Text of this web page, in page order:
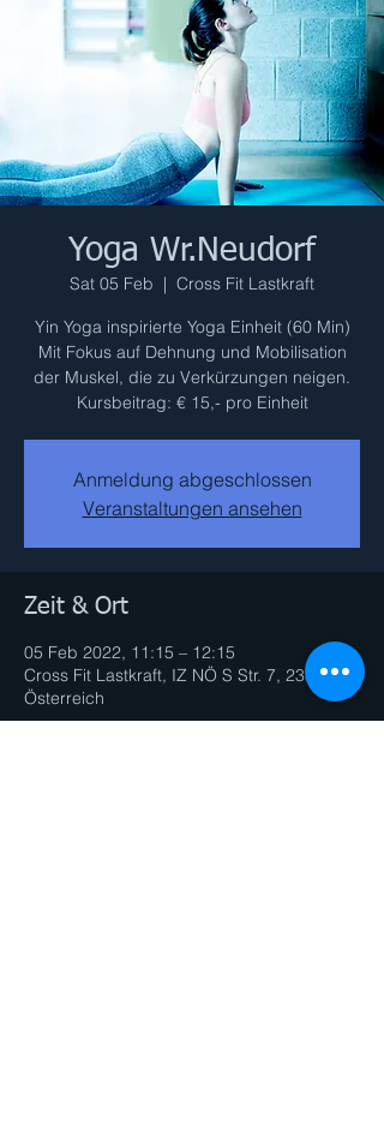
Yoga Wr.Neudorf
Sat 05 Feb
  |
Cross Fit Lastkraft
Yin Yoga inspirierte Yoga Einheit (60 Min)
Mit Fokus auf Dehnung und Mobilisation
der Muskel, die zu Verkürzungen neigen.
Kursbeitrag: € 15,- pro Einheit
Anmeldung abgeschlossen
Veranstaltungen ansehen
Zeit & Ort
05 Feb 2022, 11:15 – 12:15
Cross Fit Lastkraft, IZ NÖ S Str. 7, 2351,
Österreich